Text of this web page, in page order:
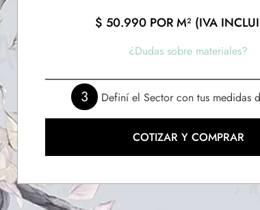
$ 50.990 POR M² (IVA
¿Dudas sobre materiales?
3 Definí el Sector con tus medidas
COTIZAR Y COMPRAR